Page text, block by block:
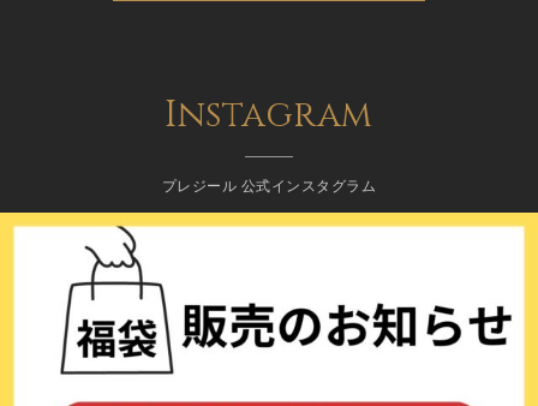
Instagram
プレジール 公式インスタグラム